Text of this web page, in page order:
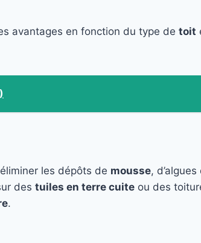
avantages en fonction du type de toit
les dépôts de mousse,
des tuiles en terre cuite ou des
.